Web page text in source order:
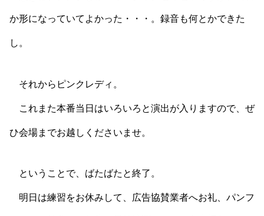
か形になっていてよかった・・・。録音も何とかできた
し。
それからピンクレディ。
これまた本番当日はいろいろと演出が入りますので、ぜ
ひ会場までお越しくださいませ。
ということで、ばたばたと終了。
明日は練習をお休みして、広告協賛業者へお礼、パンフ